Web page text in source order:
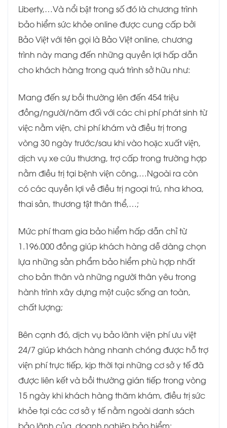
Liberty,…Và nổi bật trong số đó là chương trình
bảo hiểm sức khỏe online được cung cấp bởi
Bảo Việt với tên gọi là Bảo Việt online, chương
trình này mang đến những quyền lợi hấp dẫn
cho khách hàng trong quá trình sở hữu như:
Mang đến sự bồi thường lên đến 454 triệu
đồng/người/năm đối với các chi phí phát sinh từ
việc nằm viện, chi phí khám và điều trị trong
vòng 30 ngày trước/sau khi vào hoặc xuất viện,
dịch vụ xe cứu thương, trợ cấp trong trường hợp
nằm điều trị tại bệnh viện công,…Ngoài ra còn
có các quyền lợi về điều trị ngoại trú, nha khoa,
thai sản, thương tật thân thể,…;
Mức phí tham gia bảo hiểm hấp dẫn chỉ từ
1.196.000 đồng giúp khách hàng dễ dàng chọn
lựa những sản phẩm bảo hiểm phù hợp nhất
cho bản thân và những người thân yêu trong
hành trình xây dựng một cuộc sống an toàn,
chất lượng;
Bên cạnh đó, dịch vụ bảo lãnh viện phí ưu việt
24/7 giúp khách hàng nhanh chóng được hỗ trợ
viện phí trực tiếp, kịp thời tại những cơ sở y tế đã
được liên kết và bồi thường gián tiếp trong vòng
15 ngày khi khách hàng thăm khám, điều trị sức
khỏe tại các cơ sở y tế nằm ngoài danh sách
bảo lãnh của doanh nghiệp bảo hiểm;